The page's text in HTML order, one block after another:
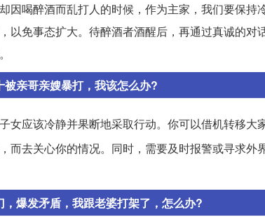
因喝醉酒而乱打人的时候，作为主家，我们要保
以免事态扩大。待醉酒者酒醒后，再通过真诚的
被亲哥亲嫂暴打，我该怎么办?
女应该冷静并果断地采取行动。你可以借机转移
而去关心你的情况。同时，需要及时报警或寻求外
，爆发矛盾，我跟老婆打架了，怎么办?